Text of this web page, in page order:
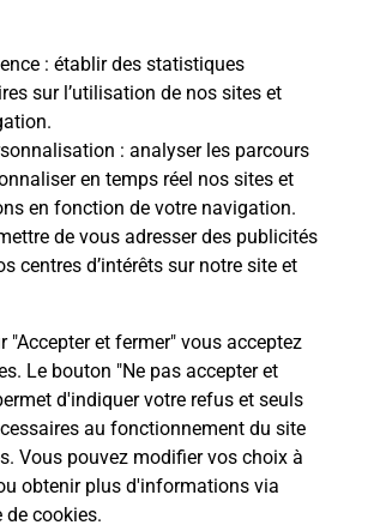
: établir des statistiques
sur l’utilisation de nos sites et
: analyser les parcours
en temps réel nos sites et
en fonction de votre navigation.
de vous adresser des publicités
centres d’intérêts sur notre site et
"Accepter et fermer" vous acceptez
Le bouton "Ne pas accepter et
d'indiquer votre refus et seuls
au fonctionnement du site
Vous pouvez modifier vos choix à
obtenir plus d'informations via
de cookies.
24h/24
plus
LA MONTAGNE